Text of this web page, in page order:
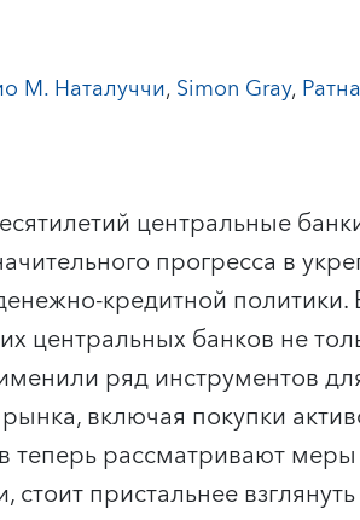
М. Наталуччи,Simon Gray,
центральные
прогресса в
кредитной политики.
центральных банков не
ряд инструментов
включая покупки
теперь рассматривают
стоит пристальнее